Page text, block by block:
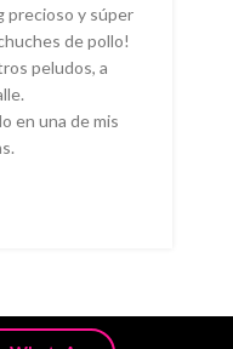
precioso y súper
de pollo!
peludos, a
en una de mis